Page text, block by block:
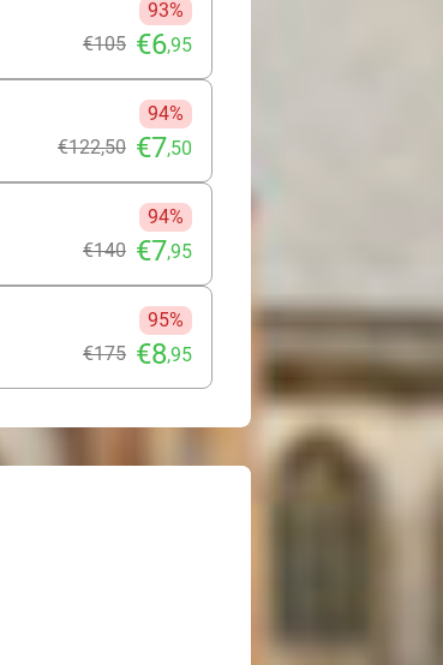
93%
€105 €6,95
94%
€122,50 €7,50
94%
€140 €7,95
95%
€175 €8,95